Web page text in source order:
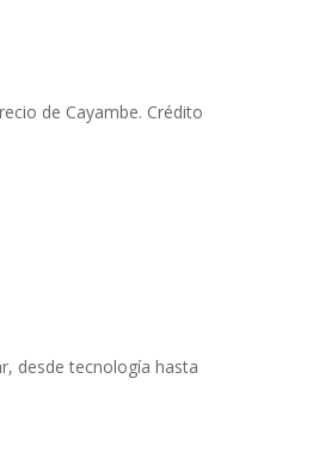
de Cayambe. Crédito
desde tecnología hasta